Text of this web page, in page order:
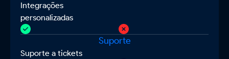
Integrações
personalizadas
Suporte
Suporte a tickets